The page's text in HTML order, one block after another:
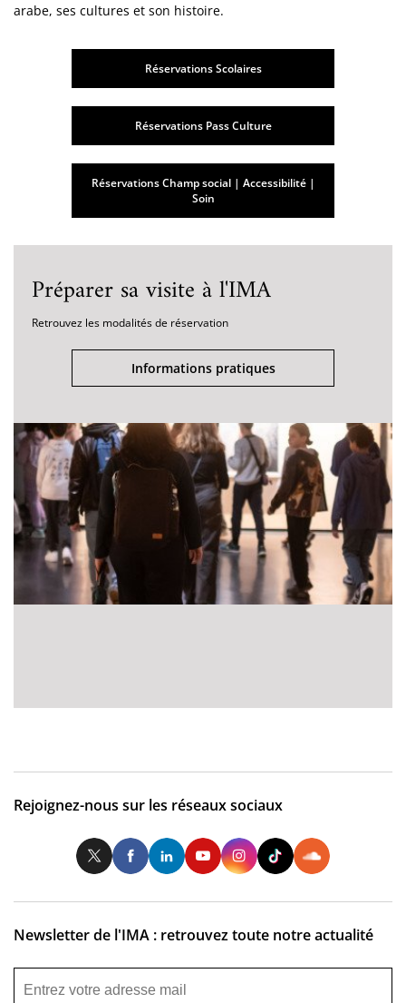
arabe, ses cultures et son histoire.
Réservations Scolaires
Réservations Pass Culture
Réservations Champ social | Accessibilité |
Soin
Préparer sa visite à l'IMA
Retrouvez les modalités de réservation
Informations pratiques
Rejoignez-nous sur les réseaux sociaux
TwitterFacebookLinkedInYoutubeInstagram
Newsletter de l'IMA : retrouvez toute notre actualité